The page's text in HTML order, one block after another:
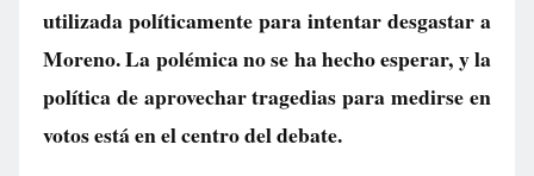
utilizada políticamente para intentar desgastar a
Moreno. La polémica no se ha hecho esperar, y la
política de aprovechar tragedias para medirse en
votos está en el centro del debate.